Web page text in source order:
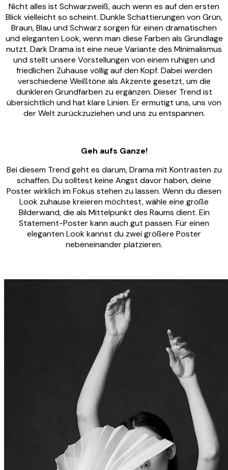
Nicht alles ist Schwarzweiß, auch wenn es auf den ersten
Blick vielleicht so scheint. Dunkle Schattierungen von Grün,
Braun, Blau und Schwarz sorgen für einen dramatischen
und eleganten Look, wenn man diese Farben als Grundlage
nutzt. Dark Drama ist eine neue Variante des Minimalismus
und stellt unsere Vorstellungen von einem ruhigen und
friedlichen Zuhause völlig auf den Kopf. Dabei werden
verschiedene Weißtöne als Akzente gesetzt, um die
dunkleren Grundfarben zu ergänzen. Dieser Trend ist
übersichtlich und hat klare Linien. Er ermutigt uns, uns von
der Welt zurückzuziehen und uns zu entspannen.
Geh aufs Ganze!
Bei diesem Trend geht es darum, Drama mit Kontrasten zu
schaffen. Du solltest keine Angst davor haben, deine
Poster wirklich im Fokus stehen zu lassen. Wenn du diesen
Look zuhause kreieren möchtest, wähle eine große
Bilderwand, die als Mittelpunkt des Raums dient. Ein
Statement-Poster kann auch gut passen. Für einen
eleganten Look kannst du zwei größere Poster
nebeneinander platzieren.